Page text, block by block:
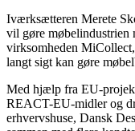
Iværksætteren Merete
vil gøre møbelindustrien
virksomheden
langt sigt kan gøre
Med hjælp fra EU-
REACT-EU-midler og
erhvervshuse, Dansk